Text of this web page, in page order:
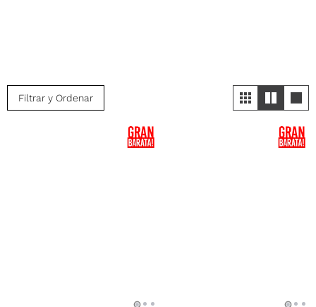
Filtrar y Ordenar